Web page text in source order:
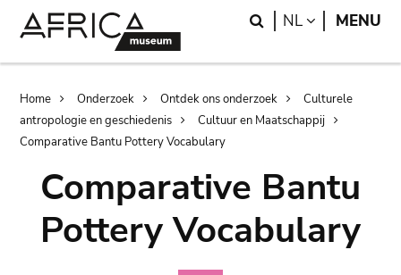
Search
NL LANGUAGE
MENU
Breadcrumb
Home Onderzoek Ontdek ons onderzoek
Culturele
antropologie en geschiedenis
Cultuur en Maatschappij
Comparative Bantu Pottery Vocabulary
Comparative Bantu
Pottery Vocabulary